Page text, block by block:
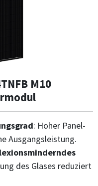
M10
: Hoher Panel-
Ausgangsleistung.
des Glases reduziert